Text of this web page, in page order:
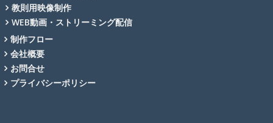
教則用映像制作
WEB動画・ストリーミング配信
制作フロー
会社概要
お問合せ
プライバシーポリシー